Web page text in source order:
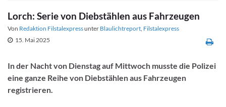
Lorch: Serie von Diebstählen aus Fahrzeugen
Von Redaktion Filstalexpressunter Blaulichtreport, Filstalexpress
15. Mai 2025
In der Nacht von Dienstag auf Mittwoch musste die Polizei
eine ganze Reihe von Diebstählen aus Fahrzeugen
registrieren.